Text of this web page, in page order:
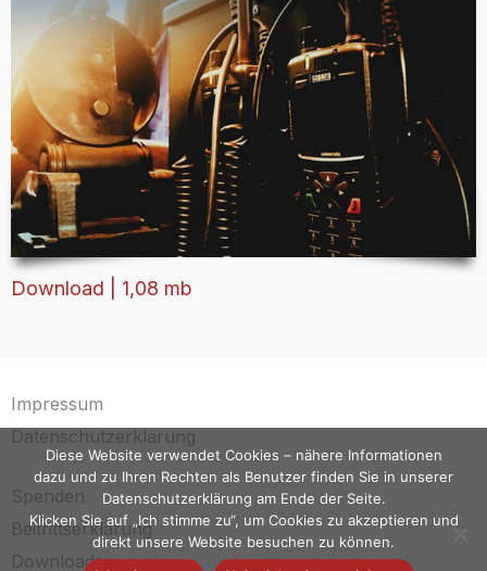
Download | 1,08 mb
Impressum
Datenschutzerklärung
Spenden
Beitrittserklärung
Downloads
Diese Website verwendet Cookies – nähere Informationen
dazu und zu Ihren Rechten als Benutzer finden Sie in unserer
Datenschutzerklärung am Ende der Seite.
Klicken Sie auf „Ich stimme zu“, um Cookies zu akzeptieren und
direkt unsere Website besuchen zu können.